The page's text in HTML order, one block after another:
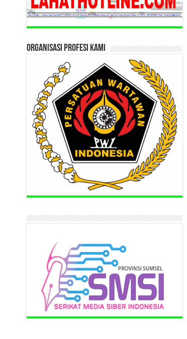
ORGANISASI PROFESI KAMI